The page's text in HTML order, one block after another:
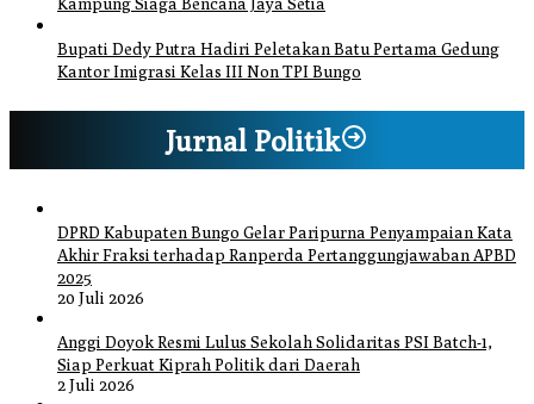
Kampung Siaga Bencana Jaya Setia
Bupati Dedy Putra Hadiri Peletakan Batu Pertama Gedung
Kantor Imigrasi Kelas III Non TPI Bungo
Jurnal Politik
DPRD Kabupaten Bungo Gelar Paripurna Penyampaian Kata
Akhir Fraksi terhadap Ranperda Pertanggungjawaban APBD
2025
20 Juli 2026
Anggi Doyok Resmi Lulus Sekolah Solidaritas PSI Batch-1,
Siap Perkuat Kiprah Politik dari Daerah
2 Juli 2026